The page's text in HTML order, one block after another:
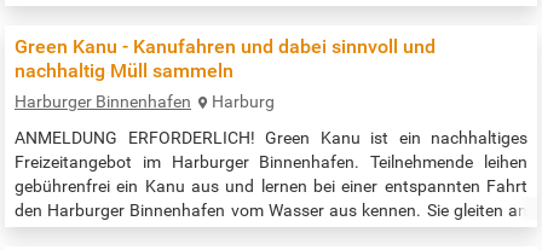
Informationstafeln. Weitere Infos des Denkmalvereins:…
Green Kanu - Kanufahren und dabei sinnvoll und
nachhaltig Müll sammeln
Harburger Binnenhafen
Harburg
ANMELDUNG ERFORDERLICH! Green Kanu ist ein nachhaltiges
Freizeitangebot im Harburger Binnenhafen. Teilnehmende leihen
gebührenfrei ein Kanu aus und lernen bei einer entspannten Fahrt
den Harburger Binnenhafen vom Wasser aus kennen. Sie gleiten an